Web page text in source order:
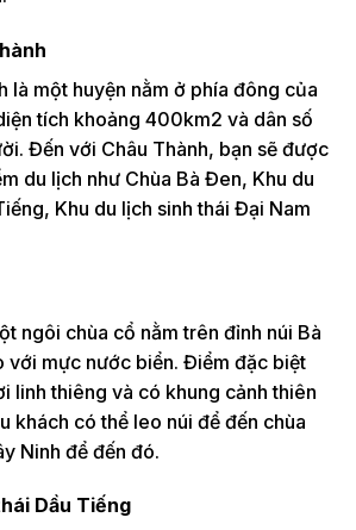
là một huyện nằm ở phía đông của
tích khoảng 400km2 và dân số
Đến với Châu Thành, bạn sẽ được
du lịch như Chùa Bà Đen, Khu du
Khu du lịch sinh thái Đại Nam
ngôi chùa cổ nằm trên đỉnh núi Bà
với mực nước biển. Điểm đặc biệt
linh thiêng và có khung cảnh thiên
khách có thể leo núi để đến chùa
Ninh để đến đó.
Dầu Tiếng